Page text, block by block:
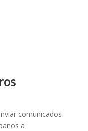
comunicados
a